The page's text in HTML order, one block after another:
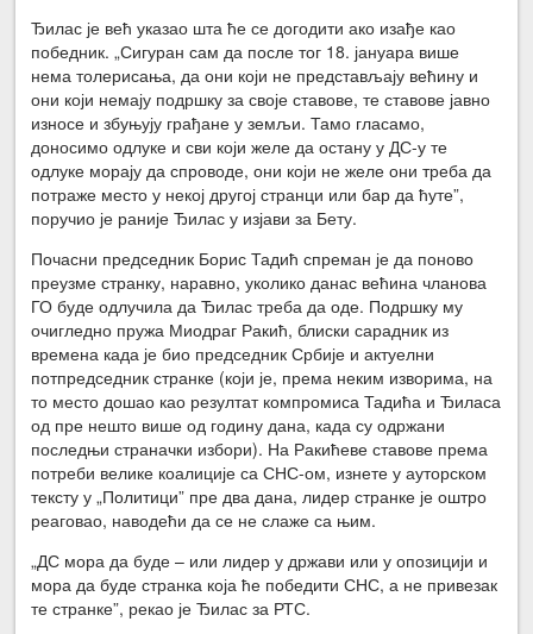
Ђилас је већ указао шта ће се догодити ако изађе као
победник. „Сигуран сам да после тог 18. јануара више
нема толерисања, да они који не представљају већину и
они који немају подршку за своје ставове, те ставове јавно
износе и збуњују грађане у земљи. Тамо гласамо,
доносимо одлуке и сви који желе да остану у ДС-у те
одлуке морају да спроводе, они који не желе они треба да
потраже место у некој другој странци или бар да ћуте”,
поручио је раније Ђилас у изјави за Бету.
Почасни председник Борис Тадић спреман је да поново
преузме странку, наравно, уколико данас већина чланова
ГО буде одлучила да Ђилас треба да оде. Подршку му
очигледно пружа Миодраг Ракић, блиски сарадник из
времена када је био председник Србије и актуелни
потпредседник странке (који је, према неким изворима, на
то место дошао као резултат компромиса Тадића и Ђиласа
од пре нешто више од годину дана, када су одржани
последњи страначки избори). На Ракићеве ставове према
потреби велике коалиције са СНС-ом, изнете у ауторском
тексту у „Политици” пре два дана, лидер странке је оштро
реаговао, наводећи да се не слаже са њим.
„ДС мора да буде – или лидер у држави или у опозицији и
мора да буде странка која ће победити СНС, а не привезак
те странке”, рекао је Ђилас за РТС.